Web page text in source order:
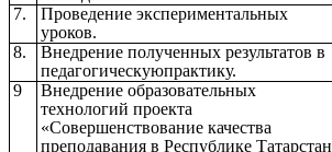
7.
Проведение экспериментальных
уроков.
8.
Внедрение полученных результатов в
педагогическуюпрактику.
9
Внедрение образовательных
технологий проекта
«Совершенствование качества
преподавания в Республике Татарстан